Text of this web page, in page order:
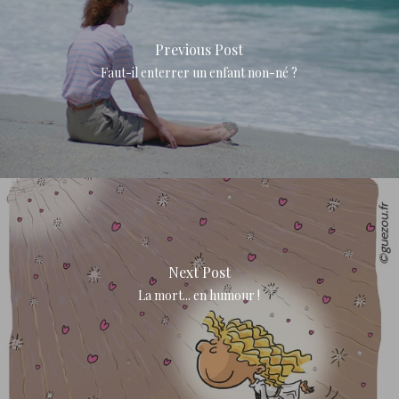
Previous Post
Faut-il enterrer un enfant non-né ?
Next Post
La mort... en humour !